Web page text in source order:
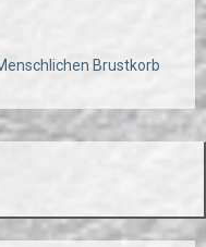
Brustkorb